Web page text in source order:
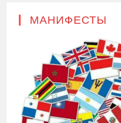
МАНИФЕСТЫ